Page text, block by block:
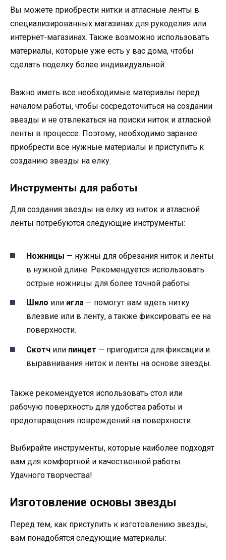
Вы можете приобрести нитки и атласные ленты в
специализированных магазинах для рукоделия или
интернет-магазинах. Также возможно использовать
материалы, которые уже есть у вас дома, чтобы
сделать поделку более индивидуальной.
Важно иметь все необходимые материалы перед
началом работы, чтобы сосредоточиться на создании
звезды и не отвлекаться на поиски ниток и атласной
ленты в процессе. Поэтому, необходимо заранее
приобрести все нужные материалы и приступить к
созданию звезды на елку.
Инструменты для работы
Для создания звезды на елку из ниток и атласной
ленты потребуются следующие инструменты:
Ножницы — нужны для обрезания ниток и ленты
в нужной длине. Рекомендуется использовать
острые ножницы для более точной работы.
Шило или игла — помогут вам вдеть нитку
влезвие или в ленту, а также фиксировать ее на
поверхности.
Скотч или пинцет — пригодится для фиксации и
выравнивания ниток и ленты на основе звезды.
Также рекомендуется использовать стол или
рабочую поверхность для удобства работы и
предотвращения повреждений на поверхности.
Выбирайте инструменты, которые наиболее подходят
вам для комфортной и качественной работы.
Удачного творчества!
Изготовление основы звезды
Перед тем, как приступить к изготовлению звезды,
вам понадобятся следующие материалы: